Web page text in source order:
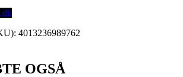
4013236989762
OGSÅ